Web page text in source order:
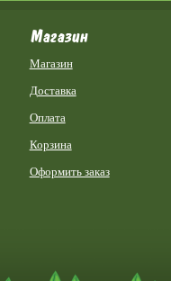
Магазин
Магазин
Доставка
Оплата
Корзина
Оформить заказ